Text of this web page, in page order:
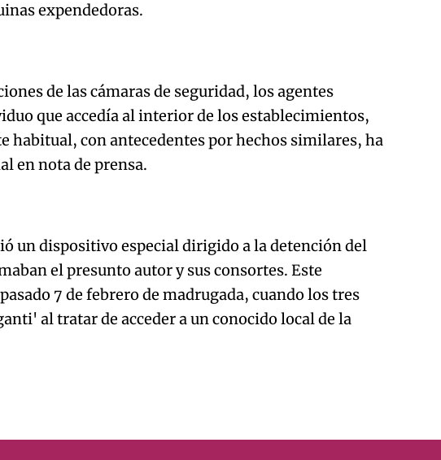
expendedoras.
de las cámaras de seguridad, los agentes
que accedía al interior de los establecimientos,
habitual, con antecedentes por hechos similares, ha
en nota de prensa.
un dispositivo especial dirigido a la detención del
el presunto autor y sus consortes. Este
7 de febrero de madrugada, cuando los tres
al tratar de acceder a un conocido local de la